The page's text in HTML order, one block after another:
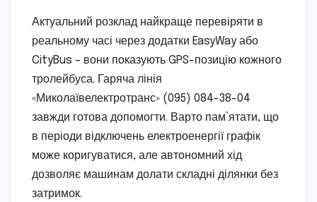
Актуальний розклад найкраще перевіряти в
реальному часі через додатки EasyWay або
CityBus – вони показують GPS-позицію кожного
тролейбуса. Гаряча лінія
«Миколаївелектротранс» (095) 084-38-04
завжди готова допомогти. Варто пам’ятати, що
в періоди відключень електроенергії графік
може коригуватися, але автономний хід
дозволяє машинам долати складні ділянки без
затримок.